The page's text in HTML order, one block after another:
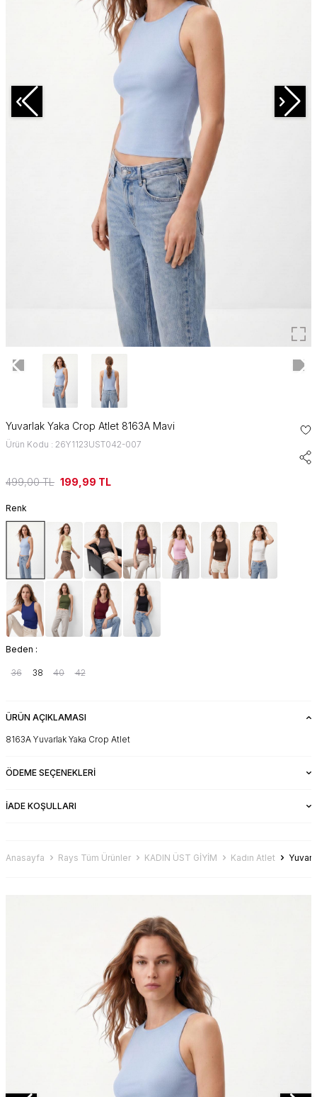
Yuvarlak Yaka Crop Atlet 8163A Mavi
Ürün Kodu : 26Y1123UST042-007
499,00TL 199,99 TL
Renk
Beden :
36 38 40 42
ÜRÜN AÇIKLAMASI
8163A Yuvarlak Yaka Crop Atlet
ÖDEME SEÇENEKLERI
İADE KOŞULLARI
Anasayfa Rays Tüm Ürünler KADIN ÜST GİYİM Kadın Atlet